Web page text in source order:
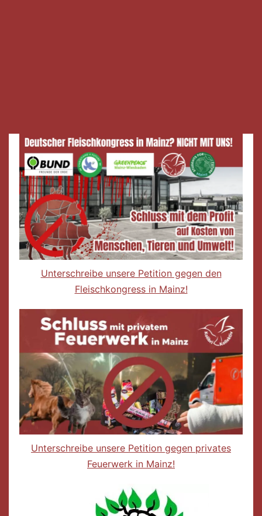
Unterschreibe unsere Petition gegen den
Fleischkongress in Mainz!
Unterschreibe unsere Petition gegen privates
Feuerwerk in Mainz!